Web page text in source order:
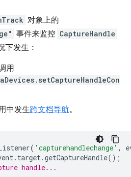
对象上的
事件来监控 CaptureHandle
下发生：
用
中发生跨文档导航。
( 'capturehandlechange' ,
. target .getCaptureHandle();
handle...